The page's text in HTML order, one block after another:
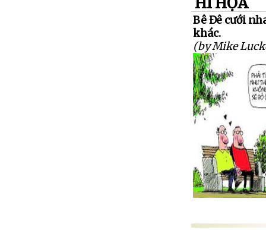
Bê Đê cưới
khác.
(by Mike